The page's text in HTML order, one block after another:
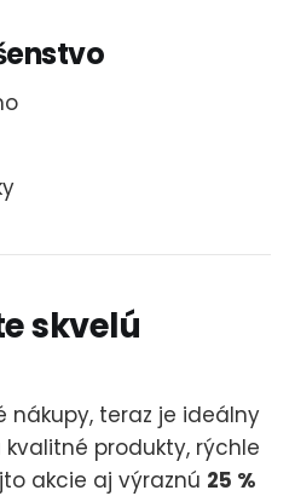
skvelú
nákupy, teraz je ideálny
kvalitné produkty, rýchle
akcie aj výraznú 25 %